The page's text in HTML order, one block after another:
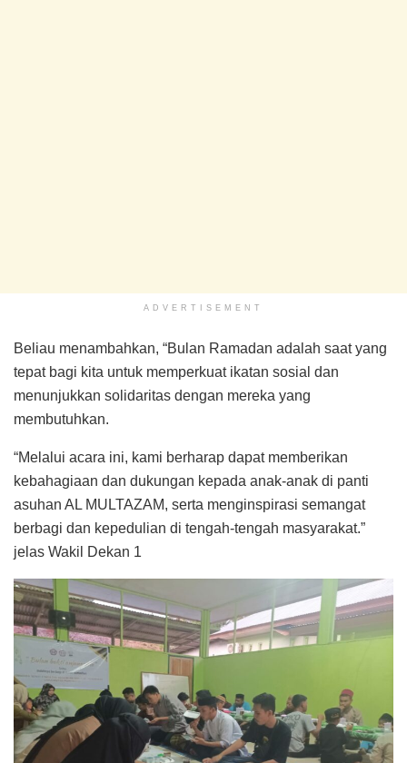
ADVERTISEMENT
Beliau menambahkan, “Bulan Ramadan adalah saat yang
tepat bagi kita untuk memperkuat ikatan sosial dan
menunjukkan solidaritas dengan mereka yang
membutuhkan.
“Melalui acara ini, kami berharap dapat memberikan
kebahagiaan dan dukungan kepada anak-anak di panti
asuhan AL MULTAZAM, serta menginspirasi semangat
berbagi dan kepedulian di tengah-tengah masyarakat.”
jelas Wakil Dekan 1